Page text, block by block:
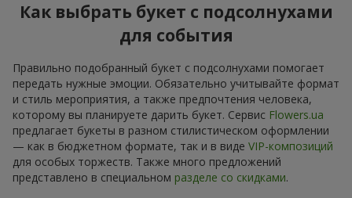
Как выбрать букет с подсолнухами
для события
Правильно подобранный букет с подсолнухами помогает
передать нужные эмоции. Обязательно учитывайте формат
и стиль мероприятия, а также предпочтения человека,
которому вы планируете дарить букет. Сервис Flowers.ua
предлагает букеты в разном стилистическом оформлении
— как в бюджетном формате, так и в виде VIP-композиций
для особых торжеств. Также много предложений
представлено в специальном разделе со скидками.